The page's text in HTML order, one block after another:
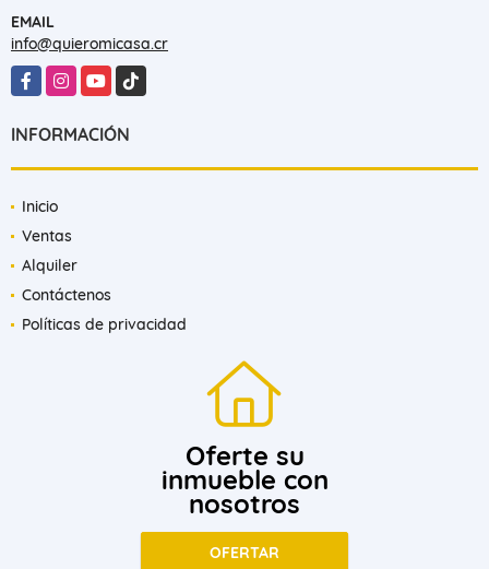
EMAIL
info@quieromicasa.cr
FacebookInstagramYouTubeTikTok
INFORMACIÓN
Inicio
Ventas
Alquiler
Contáctenos
Políticas de privacidad
Oferte su
inmueble con
nosotros
OFERTAR